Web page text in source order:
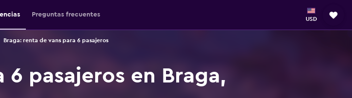
Preguntas frecuentes
USD
Braga: renta de vans para 6 pasajeros
pasajeros en Braga,